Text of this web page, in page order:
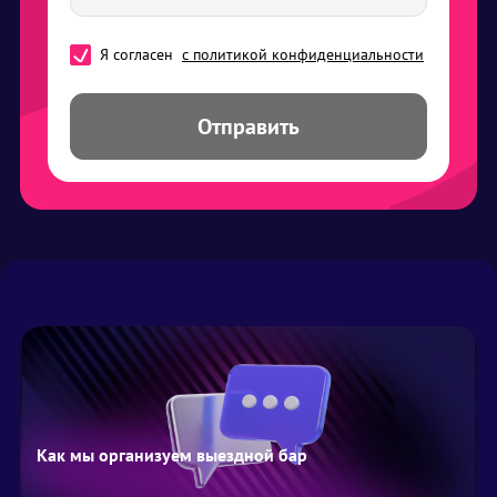
Я согласен с политикой конфиденциальности
Отправить
Как мы организуем выездной бар